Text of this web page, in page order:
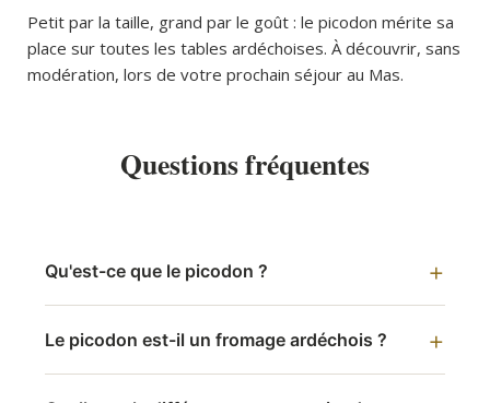
Petit par la taille, grand par le goût : le picodon mérite sa
place sur toutes les tables ardéchoises. À découvrir, sans
modération, lors de votre prochain séjour au Mas.
Questions fréquentes
Qu'est-ce que le picodon ?
Le picodon est-il un fromage ardéchois ?